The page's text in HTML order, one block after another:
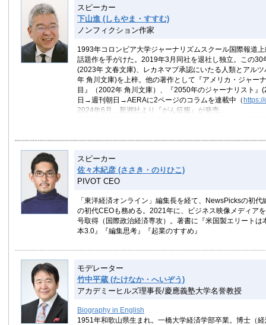
スピーカー
下山進 (しもやま・すすむ)
ノンフィクション作家
1993年コロンビア大学ジャーナリズムスクール国際報道
話題作を手がけた。2019年3月同社を退社し独立。この
(2023年 文春文庫)、レカネマブ承認にいたる人類とアル
年 角川文庫)を上梓。他の著作として『アメリカ・ジャー
目』（2002年 角川文庫）、『2050年のジャーナリスト
日→週刊朝日→AERAに2ページのコラムを連載中（
2024年6月、新潮社より『がん征服』が発売。
スピーカー
佐々木紀彦 (ささき・のりひこ)
PIVOT CEO
「東洋経済オンライン」編集長を経て、NewsPicksの初
の初代CEOも務める。2021年に、ビジネス映像メディア
号取得（国際政治経済専攻）。著書に『米国製エリート
本3.0』『編集思考』『起業のすすめ』
モデレーター
竹中平蔵 (たけなか・へいぞう)
アカデミーヒルズ理事長/慶應義塾大学名誉教授
Biography in English
1951年和歌山県生まれ。一橋大学経済学部卒業。博士（